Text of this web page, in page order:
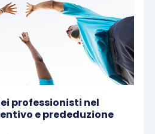
professionisti nel
e prededuzione